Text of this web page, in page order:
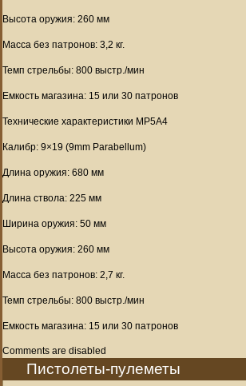
Высота оружия: 260 мм
Масса без патронов: 3,2 кг.
Темп стрельбы: 800 выстр./мин
Емкость магазина: 15 или 30 патронов
Технические характеристики MP5A4
Калибр: 9×19 (9mm Parabellum)
Длина оружия: 680 мм
Длина ствола: 225 мм
Ширина оружия: 50 мм
Высота оружия: 260 мм
Масса без патронов: 2,7 кг.
Темп стрельбы: 800 выстр./мин
Емкость магазина: 15 или 30 патронов
Comments are disabled
Пистолеты-пулеметы